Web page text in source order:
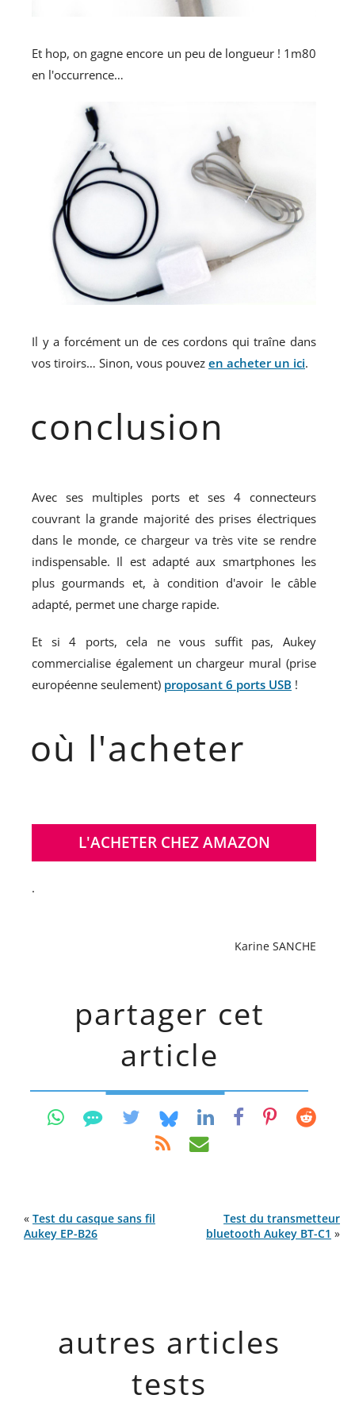
Et hop, on gagne encore un peu de longueur ! 1m80
en l'occurrence…
Il y a forcément un de ces cordons qui traîne dans
vos tiroirs… Sinon, vous pouvez en acheter un ici.
conclusion
Avec ses multiples ports et ses 4 connecteurs
couvrant la grande majorité des prises électriques
dans le monde, ce chargeur va très vite se rendre
indispensable. Il est adapté aux smartphones les
plus gourmands et, à condition d'avoir le câble
adapté, permet une charge rapide.
Et si 4 ports, cela ne vous suffit pas, Aukey
commercialise également un chargeur mural (prise
européenne seulement) proposant 6 ports USB !
où l'acheter
L'ACHETER CHEZ AMAZON
.
Karine SANCHE
partager cet
article
« Test du casque sans fil
Aukey EP-B26
Test du transmetteur
bluetooth Aukey BT-C1 »
autres articles
tests